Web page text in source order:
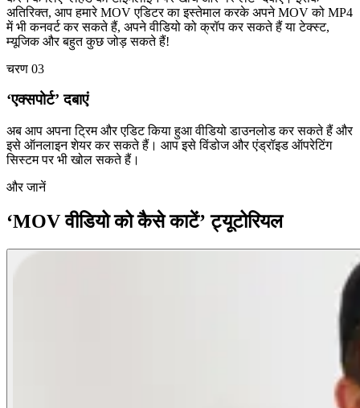
अतिरिक्त, आप हमारे MOV एडिटर का इस्तेमाल करके अपने MOV को MP4
में भी कनवर्ट कर सकते हैं, अपने वीडियो को क्रॉप कर सकते हैं या टेक्स्ट,
म्यूजिक और बहुत कुछ जोड़ सकते हैं!
चरण 03
‘एक्सपोर्ट’ दबाएं
अब आप अपना ट्रिम और एडिट किया हुआ वीडियो डाउनलोड कर सकते हैं और
इसे ऑनलाइन शेयर कर सकते हैं। आप इसे विंडोज और एंड्रॉइड ऑपरेटिंग
सिस्टम पर भी खोल सकते हैं।
और जानें
‘MOV वीडियो को कैसे काटें’ ट्यूटोरियल